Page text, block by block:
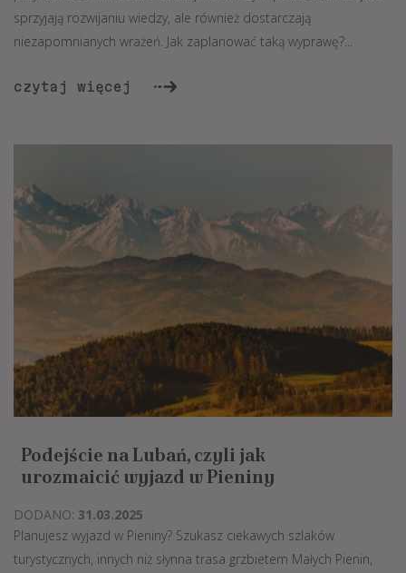
sprzyjają rozwijaniu wiedzy, ale również dostarczają
niezapomnianych wrażeń. Jak zaplanować taką wyprawę?...
czytaj więcej
Podejście na Lubań, czyli jak
urozmaicić wyjazd w Pieniny
DODANO: 31.03.2025
Planujesz wyjazd w Pieniny? Szukasz ciekawych szlaków
turystycznych, innych niż słynna trasa grzbietem Małych Pienin,